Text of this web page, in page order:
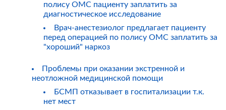
полису ОМС пациенту заплатить за
диагностическое исследование
Врач-анестезиолог предлагает пациенту
перед операцией по полису ОМС заплатить за
"хороший" наркоз
Проблемы при оказании экстренной и
неотложной медицинской помощи
БСМП отказывает в госпитализации т.к.
нет мест